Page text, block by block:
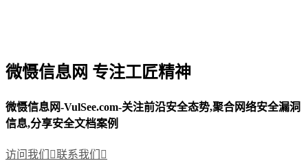
微慑信息网 专注工匠精神
微慑信息网-VulSee.com-关注前沿安全态势,聚合网络安全漏洞
信息,分享安全文档案例
访问我们 联系我们 